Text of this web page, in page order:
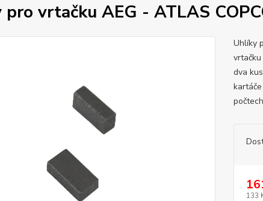
vrtačku AEG - ATLAS
Uhlíky
vrtačku
dva
133